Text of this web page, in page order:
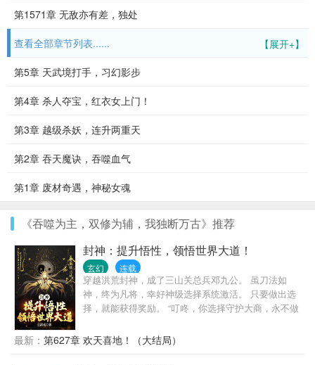
第1571章 无敌亦有差，独处
【展开+】
查看全部章节列表......
第5章 天武境打手，习幻影步
第4章 杀人夺宝，红衣女上门！
第3章 越级杀妖，连升两重天
第2章 吞天魔诀，吞噬血气
第1章 废材奇遇，神秘女魂
《吞噬为主，双修为辅，我独断万古》推荐
封神：提升悟性，领悟世界大道！
玄幻 连载
穿越洪荒封神，成了三山关总兵邓九公。 虽刀法如
神，终为凡将，幸好神级选择系统激活。 只要做出选
择，就能获得奖励。 “叮咚，你选择守护大商，永不做
皇，奖励太虚神刀！” “叮咚，你选择觉醒人道，奖励
一亿年修为！！！”
最新： 第627章 欢天喜地！（大结局）